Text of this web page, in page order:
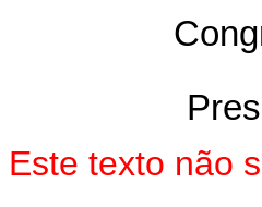
Este texto não